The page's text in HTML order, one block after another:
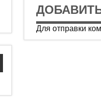
Для отправки